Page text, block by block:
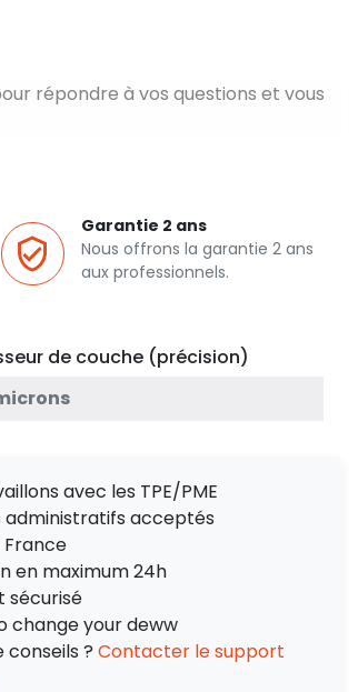
répondre à vos questions et vous
Garantie 2 ans
Nous offrons la garantie 2 ans
aux professionnels.
de couche (précision)
avec les TPE/PME
administratifs acceptés
France
en maximum 24h
sécurisé
change your deww
conseils ? Contacter le support